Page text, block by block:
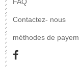
FAQ
Contactez- nous
méthodes de